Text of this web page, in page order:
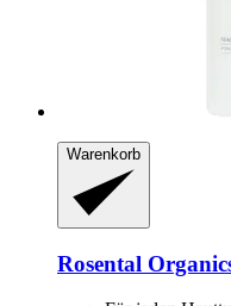
Warenkorb
Rosental